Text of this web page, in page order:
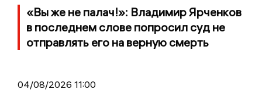
«Вы же не палач!»: Владимир Ярченков
в последнем слове попросил суд не
отправлять его на верную смерть
04/08/2026 11:00